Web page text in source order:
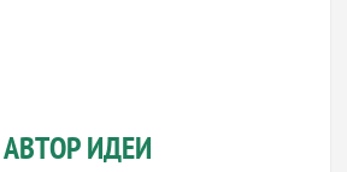
АВТОР ИДЕИ